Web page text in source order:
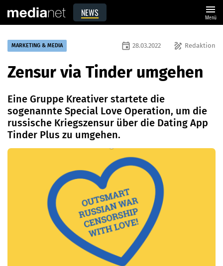
NEWS menu
Menü
MARKETING & MEDIA draw Redaktion
event 28.03.2022
Zensur via Tinder umgehen
Eine Gruppe Kreativer startete die
sogenannte Special Love Operation, um die
russische Kriegszensur über die Dating App
Tinder Plus zu umgehen.